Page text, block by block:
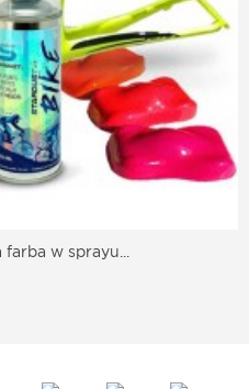
w sprayu...